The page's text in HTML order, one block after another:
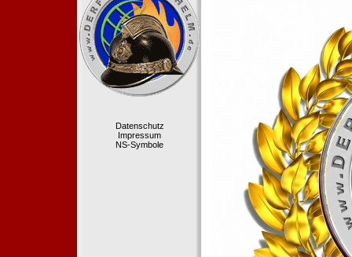
Datenschutz
Impressum
NS-Symbole